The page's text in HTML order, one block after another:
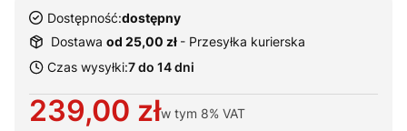
Dostępność:dostępny
Dostawa od 25,00 zł - Przesyłka kurierska
Czas wysyłki:7 do 14 dni
Cena
239,00 złw tym 8% VAT